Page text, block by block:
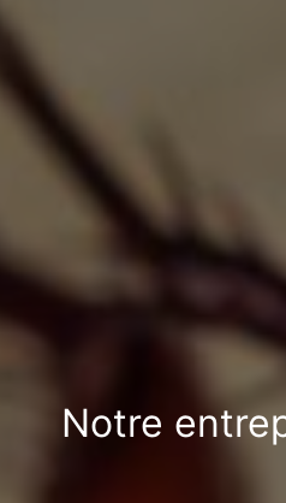
Notre